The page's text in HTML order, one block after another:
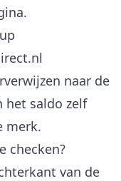
.
naar de
het saldo zelf
merk.
checken?
van de